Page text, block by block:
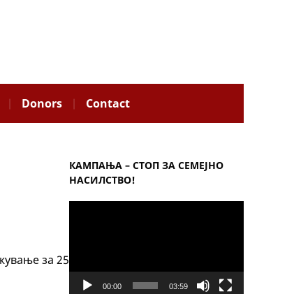
Donors Contact
за 25
КАМПАЊА – СТОП ЗА СЕМЕЈНО
НАСИЛСТВО!
00:00 03:59